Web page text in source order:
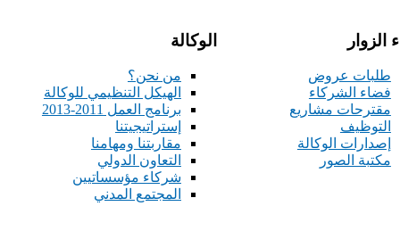
الوكالة
من نحن؟
الهيكل التنظيمي للوكالة
برنامج العمل 2011-2013
إستراتيجيتنا
مقاربتنا ومهامنا
التعاون الدولي
شركاء مؤسساتيين
المجتمع المدني
الزوار
طلبات عروض
فضاء الشركاء
مقترحات مشاريع
التوظيف
إصدارات الوكالة
مكتبة الصور